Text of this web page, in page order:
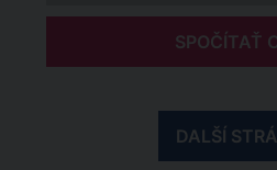
SPOČÍTAŤ
DALŠÍ